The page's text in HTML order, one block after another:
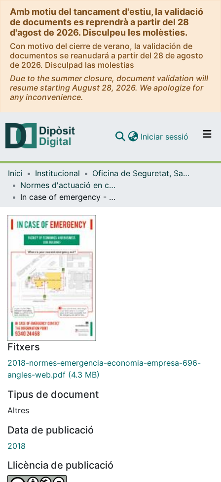
Amb motiu del tancament d'estiu, la validació
de documents es reprendrà a partir del 28
d'agost de 2026. Disculpeu les molèsties.
Con motivo del cierre de verano, la validación de
documentos se reanudará a partir del 28 de agosto
de 2026. Disculpad las molestias
Due to the summer closure, document validation will
resume starting August 28, 2026. We apologize for
any inconvenience.
Navega per tot el DD
Iniciar sessió (current)
Inici Institucional
Oficina de Seguretat, Salut i Medi Ambient (OSSMA)
Normes d'actuació en cas d'emergència (OSSMA)
In case of emergency - Faculty of Economics and Business (696 Building)
Fitxers
2018-normes-emergencia-economia-empresa-696-
angles-web.pdf (4.3 MB)
Tipus de document
Altres
Data de publicació
2018
Llicència de publicació